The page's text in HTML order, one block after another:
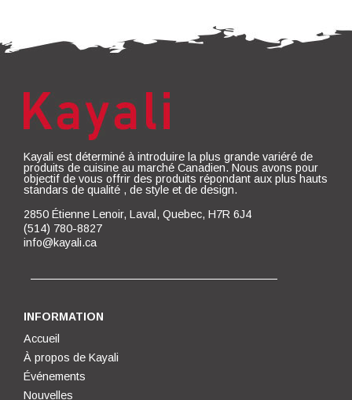
Kayali est déterminé à introduire la plus grande variéré de
produits de cuisine au marché Canadien. Nous avons pour
objectif de vous offrir des produits répondant aux plus hauts
standars de qualité , de style et de design.
2850 Étienne Lenoir, Laval, Quebec, H7R 6J4
(514) 780-8827
info@kayali.ca
INFORMATION
Accueil
À propos de Kayali
Événements
Nouvelles